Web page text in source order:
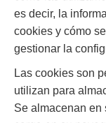
es decir, la
cookies y cómo
gestionar la
Las cookies son
utilizan para
Se almacenan